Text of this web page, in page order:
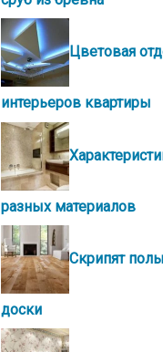
Цветовая
интерьеров квартиры
разных материалов
Скрипят
доски